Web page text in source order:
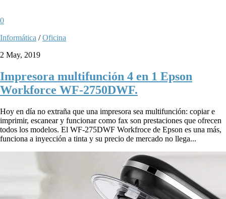
0
Informática /Oficina
2 May, 2019
Impresora multifunción 4 en 1 Epson
Workforce WF-2750DWF.
Hoy en día no extraña que una impresora sea multifunción: copiar e
imprimir, escanear y funcionar como fax son prestaciones que ofrecen
todos los modelos. El WF-275DWF Workfroce de Epson es una más,
funciona a inyección a tinta y su precio de mercado no llega...